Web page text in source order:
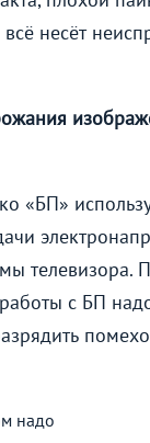
несёт
«БП»
телевизора.
с БП
надо